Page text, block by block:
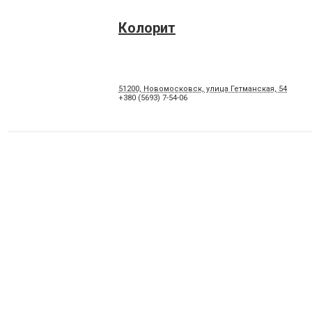
Колорит
51200, Новомосковск, улица Гетманская, 54
+380 (5693) 7-54-06